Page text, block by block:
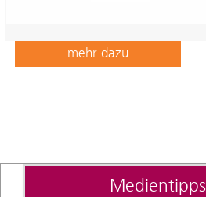
mehr dazu
Medientipps